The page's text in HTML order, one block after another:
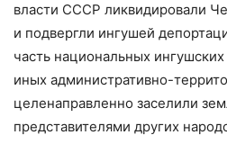
власти СССР ликвидировали
и подвергли ингушей
часть национальных
иных административно-
целенаправленно заселили
представителями других